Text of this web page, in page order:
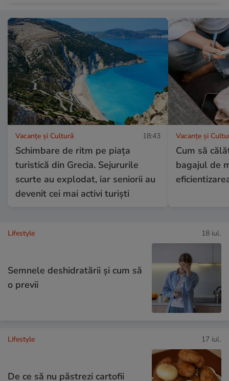
Vacanțe și Cultură 18:43
Schimbare de ritm pe piața
turistică din Grecia. Sejururile
scurte au explodat, iar seniorii au
devenit cei mai activi turiști
Vacanțe și
Cum să
bagajul de
Lifestyle 18 iul.
Semnele deshidratării și cum să
o previi
Lifestyle 17 iul.
De ce să nu păstrezi cartofii